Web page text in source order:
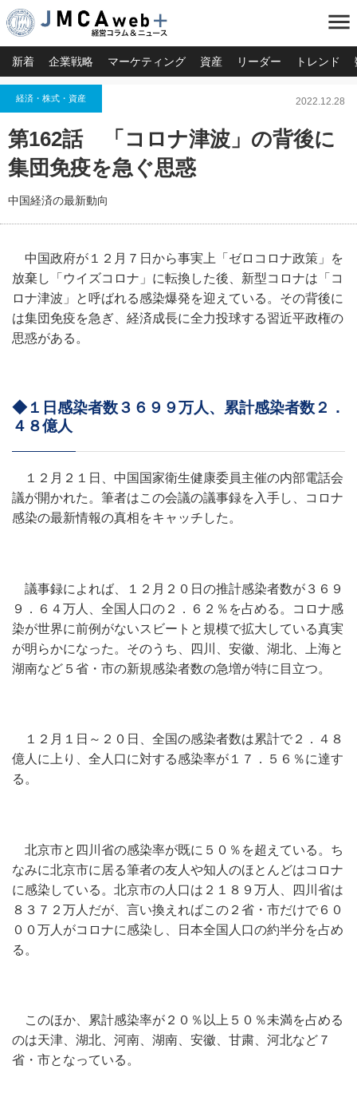
menu
新着 企業戦略 マーケティング 資産 リーダー トレンド
経済・株式・資産 2022.12.28
第162話 「コロナ津波」の背後に
集団免疫を急ぐ思惑
中国経済の最新動向
中国政府が１２月７日から事実上「ゼロコロナ政策」を
放棄し「ウイズコロナ」に転換した後、新型コロナは「コ
ロナ津波」と呼ばれる感染爆発を迎えている。その背後に
は集団免疫を急ぎ、経済成長に全力投球する習近平政権の
思惑がある。
◆１日感染者数３６９９万人、累計感染者数２．
４８億人
１２月２１日、中国国家衛生健康委員主催の内部電話会
議が開かれた。筆者はこの会議の議事録を入手し、コロナ
感染の最新情報の真相をキャッチした。
議事録によれば、１２月２０日の推計感染者数が３６９
９．６４万人、全国人口の２．６２％を占める。コロナ感
染が世界に前例がないスビートと規模で拡大している真実
が明らかになった。そのうち、四川、安徽、湖北、上海と
湖南など５省・市の新規感染者数の急増が特に目立つ。
１２月１日～２０日、全国の感染者数は累計で２．４８
億人に上り、全人口に対する感染率が１７．５６％に達す
る。
北京市と四川省の感染率が既に５０％を超えている。ち
なみに北京市に居る筆者の友人や知人のほとんどはコロナ
に感染している。北京市の人口は２１８９万人、四川省は
８３７２万人だが、言い換えればこの２省・市だけで６０
００万人がコロナに感染し、日本全国人口の約半分を占め
る。
このほか、累計感染率が２０％以上５０％未満を占める
のは天津、湖北、河南、湖南、安徽、甘粛、河北など７
省・市となっている。